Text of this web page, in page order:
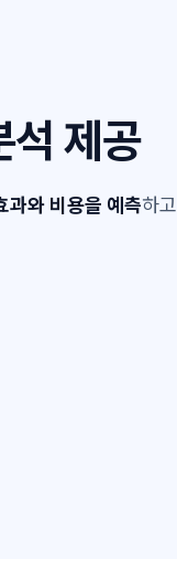
석 제공
과와 비용을 예측하고